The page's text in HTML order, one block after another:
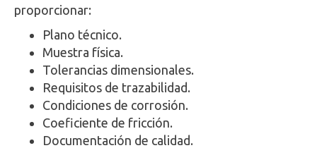
proporcionar:
Plano técnico.
Muestra física.
Tolerancias dimensionales.
Requisitos de trazabilidad.
Condiciones de corrosión.
Coeficiente de fricción.
Documentación de calidad.